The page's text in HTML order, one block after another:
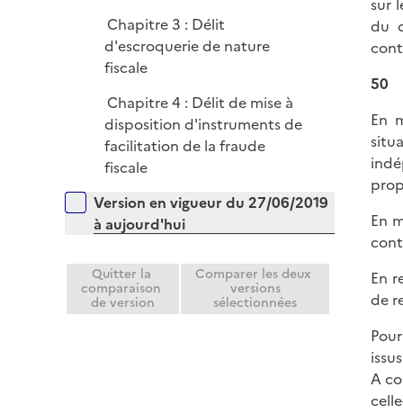
Chapitre 3 : Délit
d'escroquerie de nature
fiscale
Chapitre 4 : Délit de mise à
disposition d'instruments de
facilitation de la fraude
fiscale
Versions sur la période
Version en vigueur du 27/06/2019
à aujourd'hui
Quitter la
comparaison
de version
Comparer les deux
versions
sélectionnées
sur
du
50
En
En
En
de
A